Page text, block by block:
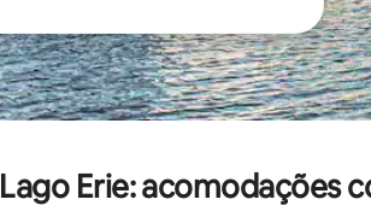
Lago Erie: acomodações